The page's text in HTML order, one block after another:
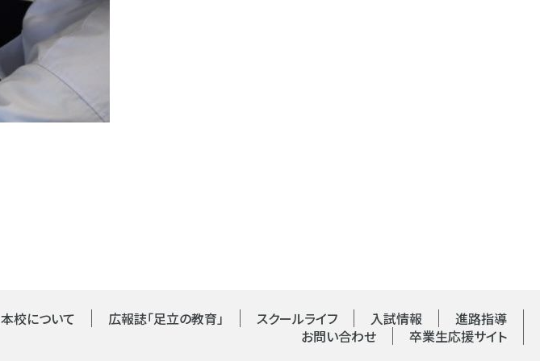
本校について 広報誌「足立の教育」 スクールライフ 入試情報
進路指導
お問い合わせ
卒業生応援サイト